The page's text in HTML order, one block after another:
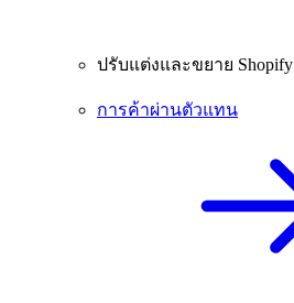
ปรับแต่งและขยาย Shopify
การค้าผ่านตัวแทน